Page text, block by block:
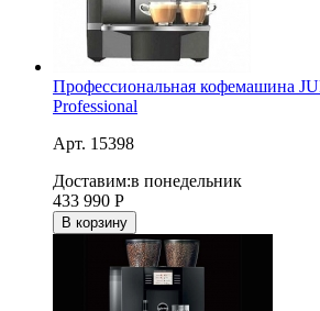
Профессиональная кофемашина
Professional
Арт. 15398
Доставим:в понедельник
433 990 Р
В корзину